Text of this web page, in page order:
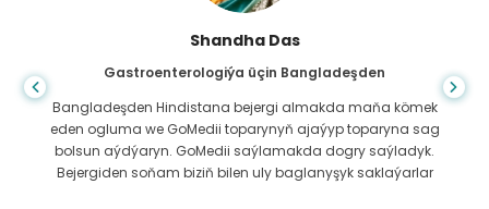
Shandha Das
Gastroenterologiýa üçin Bangladeşden
Bangladeşden Hindistana bejergi almakda maňa kömek
eden ogluma we GoMedii toparynyň ajaýyp toparyna sag
bolsun aýdýaryn. GoMedii saýlamakda dogry saýladyk.
Bejergiden soňam biziň bilen uly baglanyşyk saklaýarlar